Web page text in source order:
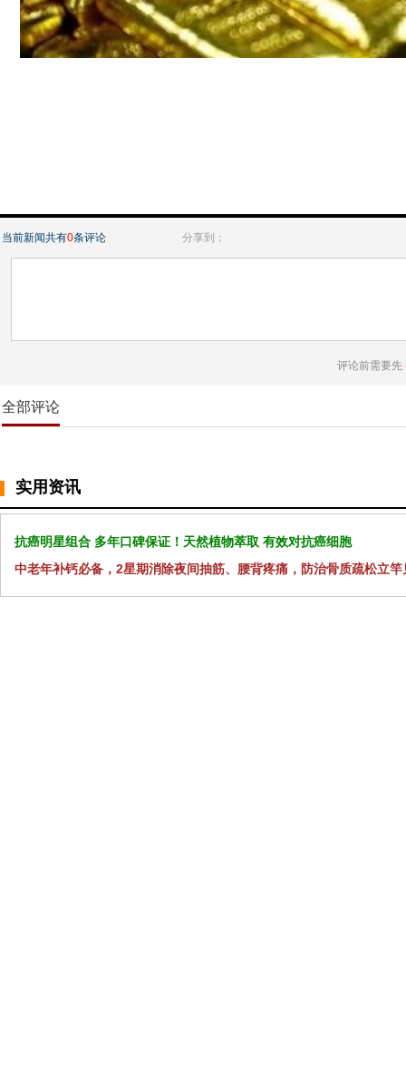
当前新闻共有0条评论 分享到：
评论前需要先
全部评论
实用资讯
抗癌明星组合 多年口碑保证！天然植物萃取 有效对抗癌细胞
中老年补钙必备，2星期消除夜间抽筋、腰背疼痛，防治骨质疏松立竿